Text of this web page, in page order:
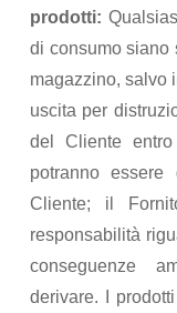
prodotti:
di consumo siano
magazzino, salvo
uscita per
del Cliente
potranno
Cliente; il
responsabilità
conseguenze
derivare. I